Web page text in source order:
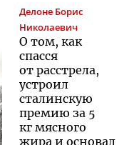
Делоне Борис
Николаевич
О том, как
спасся
от расстрела,
устроил
сталинскую
премию за 5
кг мясного
жира и основал